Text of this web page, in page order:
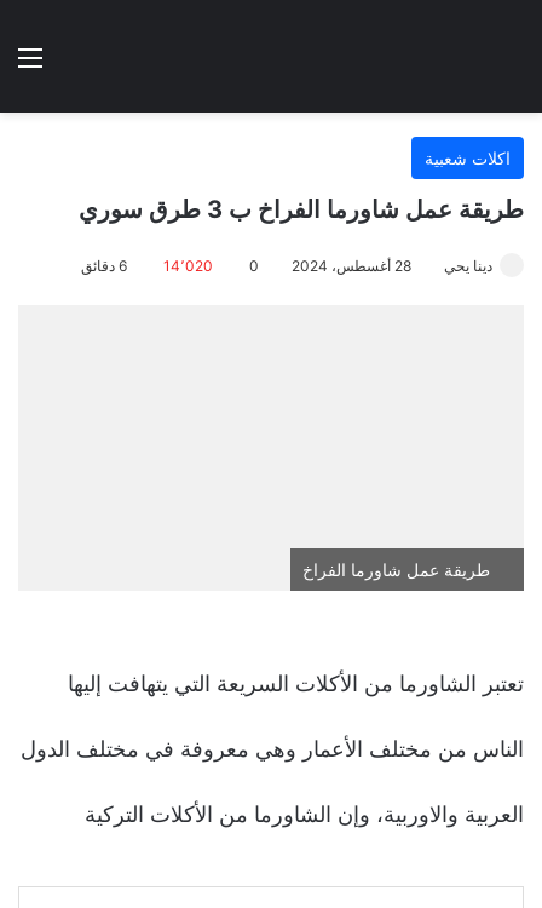
الوضع
اكلات شعبية
طريقة عمل شاورما الفراخ ب 3 طرق سوري
دينا يحي 28 أغسطس، 2024 0 14٬020
طريقة عمل شاورما الفراخ
تعتبر الشاورما من الأكلات السريعة التي يتهافت إليها
الناس من مختلف الأعمار وهي معروفة في مختلف الدول
العربية والاوربية، وإن الشاورما من الأكلات التركية